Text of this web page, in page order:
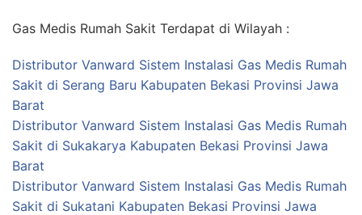
Gas Medis Rumah Sakit Terdapat di Wilayah :
Distributor Vanward Sistem Instalasi Gas Medis Rumah
Sakit di Serang Baru Kabupaten Bekasi Provinsi Jawa
Barat
Distributor Vanward Sistem Instalasi Gas Medis Rumah
Sakit di Sukakarya Kabupaten Bekasi Provinsi Jawa
Barat
Distributor Vanward Sistem Instalasi Gas Medis Rumah
Sakit di Sukatani Kabupaten Bekasi Provinsi Jawa